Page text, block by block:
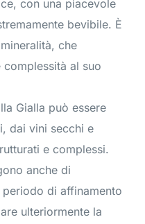
con una piacevole
bevibile. È
che
al suo
Gialla può essere
dai vini secchi e
e complessi.
anche di
di affinamento
ulteriormente la